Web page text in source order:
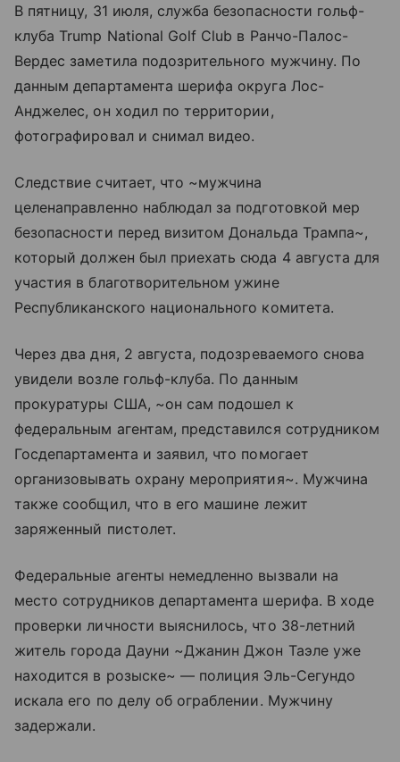
В пятницу, 31 июля, служба безопасности гольф-
клуба Trump National Golf Club в Ранчо-Палос-
Вердес заметила подозрительного мужчину. По
данным департамента шерифа округа Лос-
Анджелес, он ходил по территории,
фотографировал и снимал видео.
Следствие считает, что ~мужчина
целенаправленно наблюдал за подготовкой мер
безопасности перед визитом Дональда Трампа~,
который должен был приехать сюда 4 августа для
участия в благотворительном ужине
Республиканского национального комитета.
Через два дня, 2 августа, подозреваемого снова
увидели возле гольф-клуба. По данным
прокуратуры США, ~он сам подошел к
федеральным агентам, представился сотрудником
Госдепартамента и заявил, что помогает
организовывать охрану мероприятия~. Мужчина
также сообщил, что в его машине лежит
заряженный пистолет.
Федеральные агенты немедленно вызвали на
место сотрудников департамента шерифа. В ходе
проверки личности выяснилось, что 38-летний
житель города Дауни ~Джанин Джон Таэле уже
находится в розыске~ — полиция Эль-Сегундо
искала его по делу об ограблении. Мужчину
задержали.